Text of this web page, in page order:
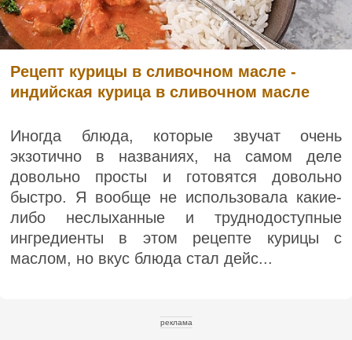
Рецепт курицы в сливочном масле -
индийская курица в сливочном масле
Иногда блюда, которые звучат очень
экзотично в названиях, на самом деле
довольно просты и готовятся довольно
быстро. Я вообще не использовала какие-
либо неслыханные и труднодоступные
ингредиенты в этом рецепте курицы с
маслом, но вкус блюда стал дейс...
реклама